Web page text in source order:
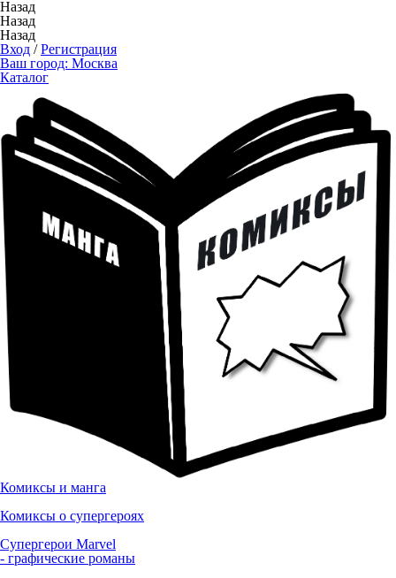
Назад
Назад
Назад
Вход /Регистрация
Ваш город: Москва
Каталог
Комиксы и манга
Комиксы о супергероях
Супергерои Marvel
- графические романы